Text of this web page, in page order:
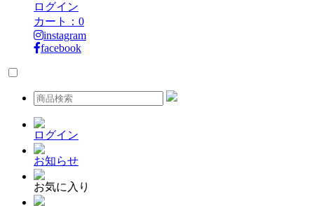
ログイン
カート： 0
instagram
facebook
ログイン
お知らせ
お気に入り